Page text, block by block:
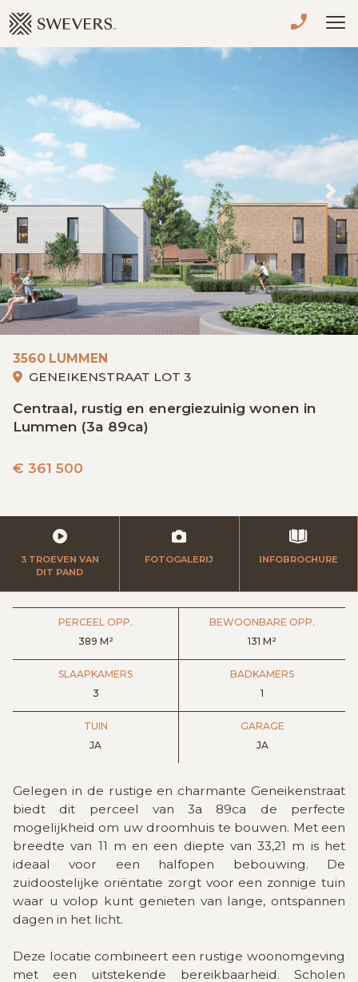
VACATURES
TE HUUR
NIEUWBOUW
ADVIES
OVER ONS
VASTGOEDCAFÉ
Previous
3560 LUMMEN
GENEIKENSTRAAT LOT 3
Centraal, rustig en energiezuinig wonen in
Lummen (3a 89ca)
€ 361 500
3 TROEVEN VAN
DIT PAND
FOTOGALERIJ INFOBROCHURE
PERCEEL OPP.
389 M²
BEWOONBARE OPP.
131 M²
SLAAPKAMERS
3
BADKAMERS
1
TUIN
JA
GARAGE
JA
Gelegen in de rustige en charmante Geneikenstraat
biedt dit perceel van 3a 89ca de perfecte
mogelijkheid om uw droomhuis te bouwen. Met een
breedte van 11 m en een diepte van 33,21 m is het
ideaal voor een halfopen bebouwing. De
zuidoostelijke oriëntatie zorgt voor een zonnige tuin
waar u volop kunt genieten van lange, ontspannen
dagen in het licht.
Deze locatie combineert een rustige woonomgeving
met een uitstekende bereikbaarheid. Scholen